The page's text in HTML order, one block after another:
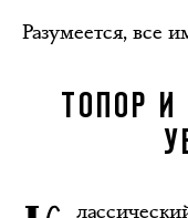
Разумеется, все
ТОПОР